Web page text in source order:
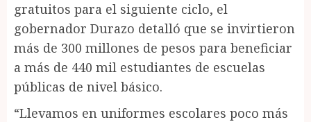
gratuitos para el siguiente ciclo, el
gobernador Durazo detalló que se invirtieron
más de 300 millones de pesos para beneficiar
a más de 440 mil estudiantes de escuelas
públicas de nivel básico.
“Llevamos en uniformes escolares poco más